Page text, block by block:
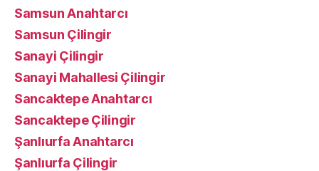
Samsun Anahtarcı
Samsun Çilingir
Sanayi Çilingir
Sanayi Mahallesi Çilingir
Sancaktepe Anahtarcı
Sancaktepe Çilingir
Şanlıurfa Anahtarcı
Şanlıurfa Çilingir